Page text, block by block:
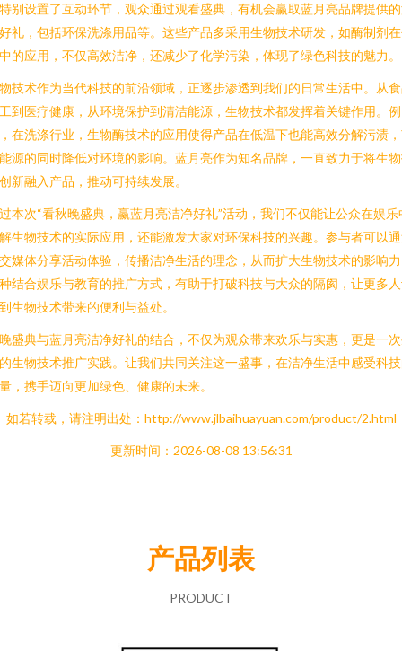
别设置了互动环节，观众通过观看盛典，有机会赢取蓝月亮品牌提供
礼，包括环保洗涤用品等。这些产品多采用生物技术研发，如酶制剂
的应用，不仅高效洁净，还减少了化学污染，体现了绿色科技的魅力。
技术作为当代科技的前沿领域，正逐步渗透到我们的日常生活中。从
到医疗健康，从环境保护到清洁能源，生物技术都发挥着关键作用。例
在洗涤行业，生物酶技术的应用使得产品在低温下也能高效分解污渍
源的同时降低对环境的影响。蓝月亮作为知名品牌，一直致力于将生
新融入产品，推动可持续发展。
本次“看秋晚盛典，赢蓝月亮洁净好礼”活动，我们不仅能让公众在娱乐
生物技术的实际应用，还能激发大家对环保科技的兴趣。参与者可以
媒体分享活动体验，传播洁净生活的理念，从而扩大生物技术的影响
结合娱乐与教育的推广方式，有助于打破科技与大众的隔阂，让更多
生物技术带来的便利与益处。
盛典与蓝月亮洁净好礼的结合，不仅为观众带来欢乐与实惠，更是一
生物技术推广实践。让我们共同关注这一盛事，在洁净生活中感受科
，携手迈向更加绿色、健康的未来。
如若转载，请注明出处：http://www.jlbaihuayuan.com/product/2.html
更新时间：2026-08-08 13:56:31
产品列表
PRODUCT